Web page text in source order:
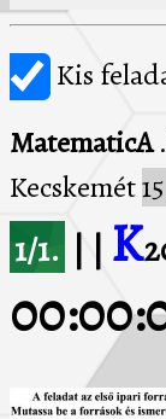
Kis
MatematicA
Kecskemét
1/1.
K